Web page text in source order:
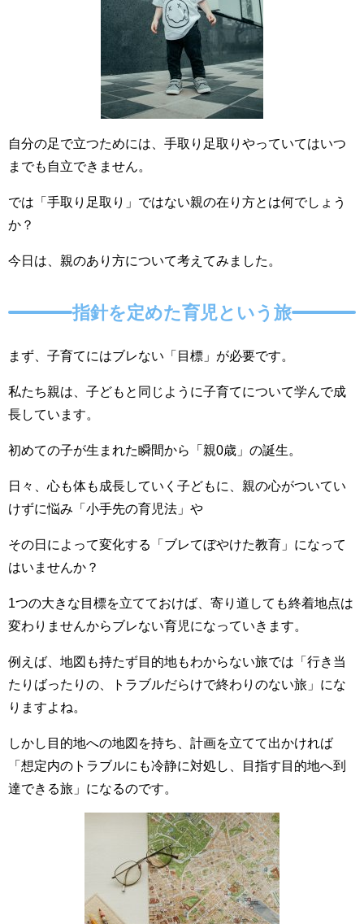
自分の足で立つためには、手取り足取りやっていてはいつ
までも自立できません。
では「手取り足取り」ではない親の在り方とは何でしょう
か？
今日は、親のあり方について考えてみました。
指針を定めた育児という旅
まず、子育てにはブレない「目標」が必要です。
私たち親は、子どもと同じように子育てについて学んで成
長しています。
初めての子が生まれた瞬間から「親0歳」の誕生。
日々、心も体も成長していく子どもに、親の心がついてい
けずに悩み「小手先の育児法」や
その日によって変化する「ブレてぼやけた教育」になって
はいませんか？
1つの大きな目標を立てておけば、寄り道しても終着地点は
変わりませんからブレない育児になっていきます。
例えば、地図も持たず目的地もわからない旅では「行き当
たりばったりの、トラブルだらけで終わりのない旅」にな
りますよね。
しかし目的地への地図を持ち、計画を立てて出かければ
「想定内のトラブルにも冷静に対処し、目指す目的地へ到
達できる旅」になるのです。